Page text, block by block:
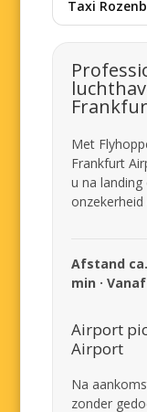
Taxi
Met
Frankfurt
u na
Afstand
min ·
Airport
Airport
Na
zonder